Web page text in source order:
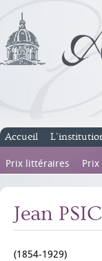
Accueil
Prix littéraires Prix
Jean
(1854-1929)